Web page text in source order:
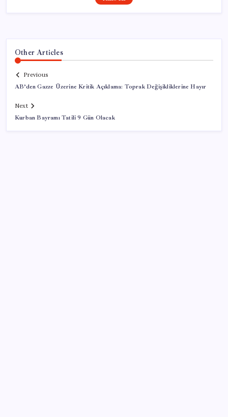
Other Articles
Previous
AB’den Gazze Üzerine Kritik Açıklama: Toprak Değişikliklerine Hayır
Next
Kurban Bayramı Tatili 9 Gün Olacak